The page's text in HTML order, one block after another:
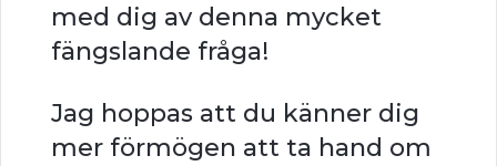
med dig av denna mycket
fängslande fråga!
Jag hoppas att du känner dig
mer förmögen att ta hand om